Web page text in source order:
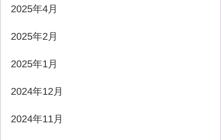
2025年4月
2025年2月
2025年1月
2024年12月
2024年11月